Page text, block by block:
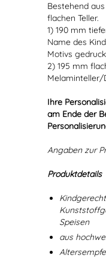
Bestehend
flachen Teller.
1) 190 mm
Name des
Motivs
2) 195 mm
Melaminteller/
Ihre
am Ende der
Angaben zur
Produktdetails
Speisen
aus